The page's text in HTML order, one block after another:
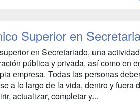
Superior en
en Secretariado, una
pública y privada, así como en
empresa. Todas las personas
a lo largo de la vida, dentro y fuera
actualizar, completar y...